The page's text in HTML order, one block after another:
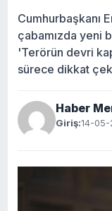
Cumhurbaşkanı
çabamızda yeni
'Terörün devri
sürece dikkat
Haber
Giriş:14-05-